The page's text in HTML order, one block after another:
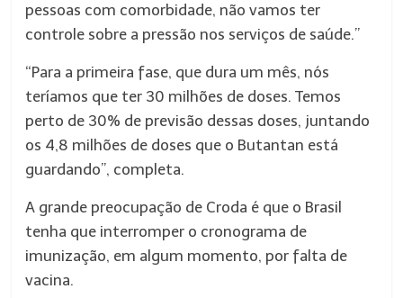
pessoas com comorbidade, não vamos ter
controle sobre a pressão nos serviços de saúde.”
“Para a primeira fase, que dura um mês, nós
teríamos que ter 30 milhões de doses. Temos
perto de 30% de previsão dessas doses, juntando
os 4,8 milhões de doses que o Butantan está
guardando”, completa.
A grande preocupação de Croda é que o Brasil
tenha que interromper o cronograma de
imunização, em algum momento, por falta de
vacina.